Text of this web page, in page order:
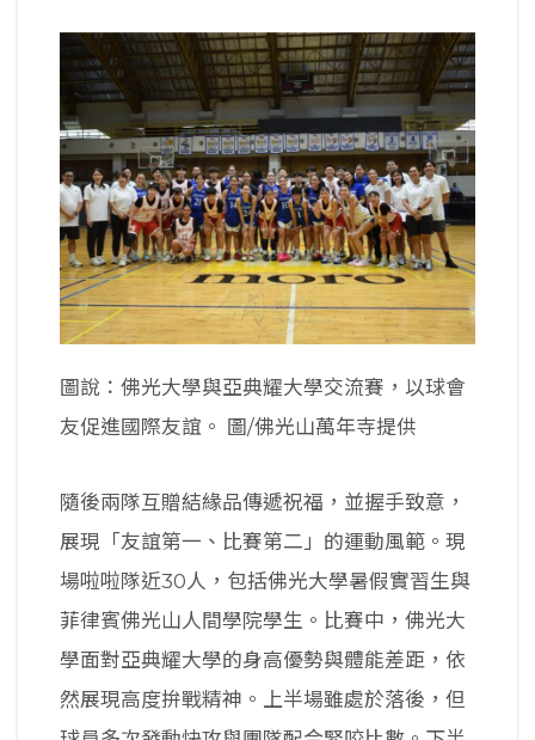
圖說：佛光大學與亞典耀大學交流賽，以球會
友促進國際友誼。 圖/佛光山萬年寺提供
隨後兩隊互贈結緣品傳遞祝福，並握手致意，
展現「友誼第一、比賽第二」的運動風範。現
場啦啦隊近30人，包括佛光大學暑假實習生與
菲律賓佛光山人間學院學生。比賽中，佛光大
學面對亞典耀大學的身高優勢與體能差距，依
然展現高度拚戰精神。上半場雖處於落後，但